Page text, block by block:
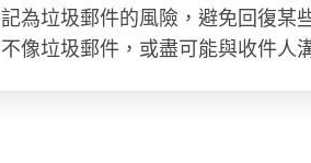
記為垃圾郵件的風險，避免回復某
不像垃圾郵件，或盡可能與收件人